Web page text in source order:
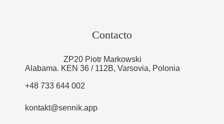
Contacto
ZP20 Piotr Markowski
Alabama. KEN 36 / 112B, Varsovia, Polonia
+48 733 644 002
kontakt@sennik.app